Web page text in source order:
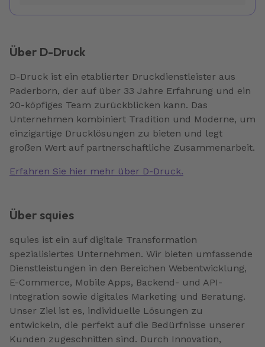
Über D-Druck
D-Druck ist ein etablierter Druckdienstleister aus
Paderborn, der auf über 33 Jahre Erfahrung und ein
20-köpfiges Team zurückblicken kann. Das
Unternehmen kombiniert Tradition und Moderne, um
einzigartige Drucklösungen zu bieten und legt
großen Wert auf partnerschaftliche Zusammenarbeit.
Erfahren Sie hier mehr über D-Druck.
Über squies
squies ist ein auf digitale Transformation
spezialisiertes Unternehmen. Wir bieten umfassende
Dienstleistungen in den Bereichen Webentwicklung,
E-Commerce, Mobile Apps, Backend- und API-
Integration sowie digitales Marketing und Beratung.
Unser Ziel ist es, individuelle Lösungen zu
entwickeln, die perfekt auf die Bedürfnisse unserer
Kunden zugeschnitten sind. Durch Innovation,